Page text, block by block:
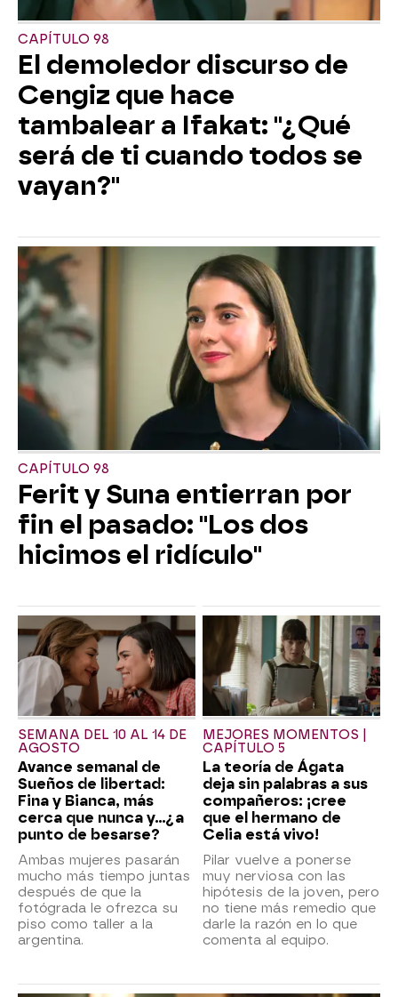
CAPÍTULO 98
El demoledor discurso de
Cengiz que hace
tambalear a Ifakat: "¿Qué
será de ti cuando todos se
vayan?"
CAPÍTULO 98
Ferit y Suna entierran por
fin el pasado: "Los dos
hicimos el ridículo"
SEMANA DEL 10 AL 14 DE
AGOSTO
Avance semanal de
Sueños de libertad:
Fina y Bianca, más
cerca que nunca y...¿a
punto de besarse?
Ambas mujeres pasarán
mucho más tiempo juntas
después de que la
fotógrada le ofrezca su
piso como taller a la
argentina.
MEJORES MOMENTOS |
CAPÍTULO 5
La teoría de Ágata
deja sin palabras a sus
compañeros: ¡cree
que el hermano de
Celia está vivo!
Pilar vuelve a ponerse
muy nerviosa con las
hipótesis de la joven, pero
no tiene más remedio que
darle la razón en lo que
comenta al equipo.